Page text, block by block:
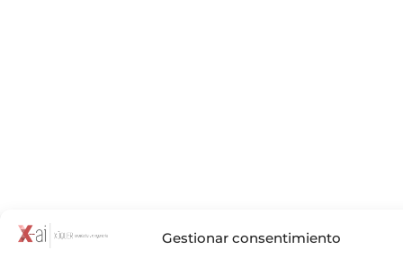
Gestionar consentimiento